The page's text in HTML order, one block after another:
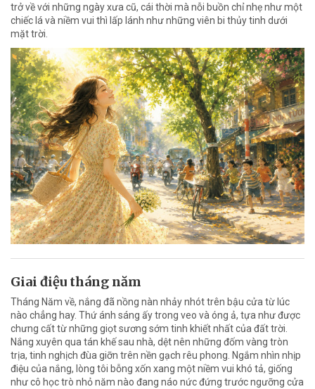
trở về với những ngày xưa cũ, cái thời mà nỗi buồn chỉ nhẹ như một
chiếc lá và niềm vui thì lấp lánh như những viên bi thủy tinh dưới
mặt trời.
Giai điệu tháng năm
Tháng Năm về, nắng đã nồng nàn nhảy nhót trên bậu cửa từ lúc
nào chẳng hay. Thứ ánh sáng ấy trong veo và óng ả, tựa như được
chưng cất từ những giọt sương sớm tinh khiết nhất của đất trời.
Nắng xuyên qua tán khế sau nhà, dệt nên những đốm vàng tròn
trịa, tinh nghịch đùa giỡn trên nền gạch rêu phong. Ngắm nhìn nhịp
điệu của nắng, lòng tôi bỗng xốn xang một niềm vui khó tả, giống
như cô học trò nhỏ năm nào đang náo nức đứng trước ngưỡng cửa